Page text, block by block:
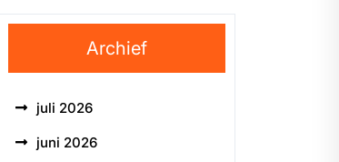
Archief
juli 2026
juni 2026